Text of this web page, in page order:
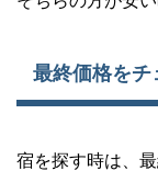
最終価格をチ
宿を探す時は、